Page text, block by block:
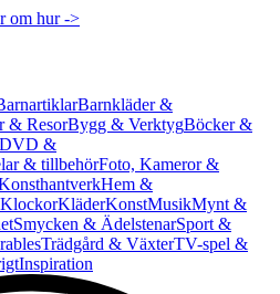
om hur ->
Barnkläder &
& ResorBygg & VerktygBöcker &
DVD &
& tillbehörFoto, Kameror &
Hem &
KlockorKläderKonstMusikMynt &
Smycken & ÄdelstenarSport &
Trädgård & VäxterTV-spel &
Inspiration